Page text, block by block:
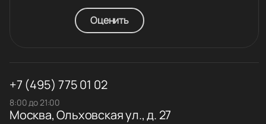
Оценить
+7 (495) 775 01 02
8:00 до 21:00
Москва, Ольховская ул., д. 27